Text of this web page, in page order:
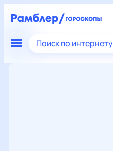
Поиск по интернету